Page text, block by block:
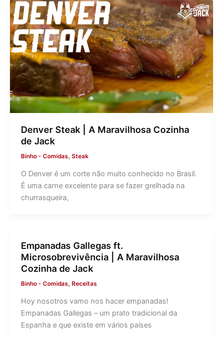
Denver Steak | A Maravilhosa Cozinha
de Jack
Binho - Comidas, Steak
O Denver é um corte não muito conhecido no Brasil.
É uma carne excelente para se fazer grelhada na
churrasqueira,
Empanadas Gallegas ft.
Microsobrevivência | A Maravilhosa
Cozinha de Jack
Binho - Comidas, Receitas
Hoy nosotros vamo nos hacer empanadas!
Empanadas Gallegas – um prato tradicional da
Espanha e que existe em vários países